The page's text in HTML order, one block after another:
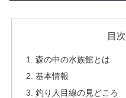
目次
森の中の水族館とは
基本情報
釣り人目線の見どころ